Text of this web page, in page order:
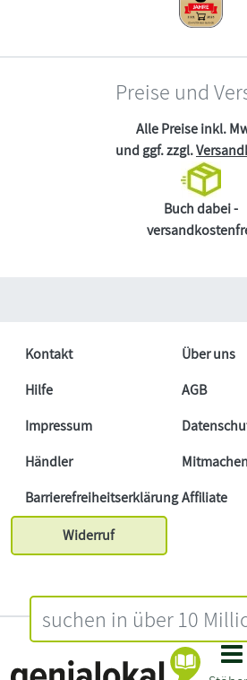
Preise und
Alle Preise inkl.
und ggf. zzgl.
Buch dabei -
Kontakt
Über uns
Hilfe
AGB
Impressum
Händler
Mitmachen
BarrierefreiheitserklärungAffiliate
Widerruf